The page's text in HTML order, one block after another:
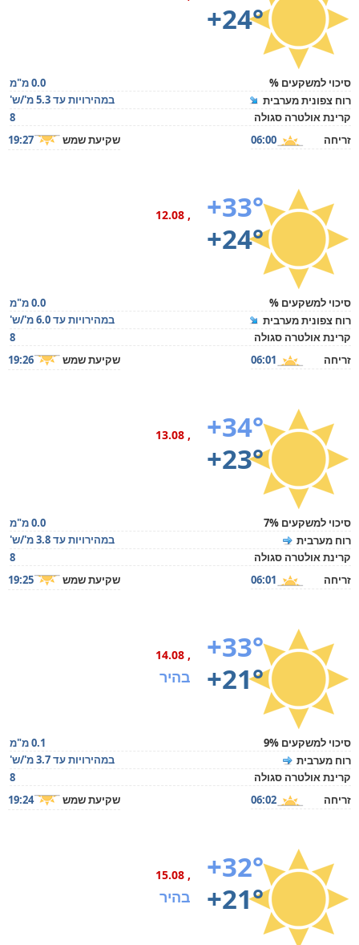
+24°
סיכוי למשקעים %
0.0 מ"מ
רוח צפונית מערבית
במהירויות עד 5.3 מ'/ש'
קרינת אולטרה סגולה
8
זריחה
06:00 שקיעת שמש 19:27
+33°
+24°
, 12.08
סיכוי למשקעים %
0.0 מ"מ
רוח צפונית מערבית
במהירויות עד 6.0 מ'/ש'
קרינת אולטרה סגולה
8
זריחה
06:01 שקיעת שמש 19:26
+34°
+23°
, 13.08
סיכוי למשקעים 7%
0.0 מ"מ
רוח מערבית
במהירויות עד 3.8 מ'/ש'
קרינת אולטרה סגולה
8
זריחה
06:01 שקיעת שמש 19:25
+33°
+21°
, 14.08
בהיר
סיכוי למשקעים 9%
0.1 מ"מ
רוח מערבית
במהירויות עד 3.7 מ'/ש'
קרינת אולטרה סגולה
8
זריחה
06:02 שקיעת שמש 19:24
+32°
+21°
, 15.08
בהיר